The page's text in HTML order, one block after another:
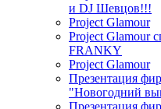
и DJ Шевцов!!!
Project Glamour
Project Glamour
FRANKY
Project Glamour
Презентация
"Новогодний
Презентация